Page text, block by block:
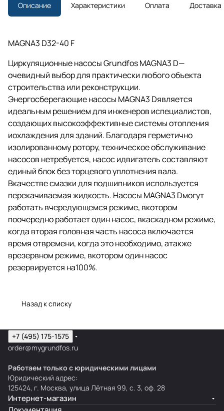
Описание Характеристики Оплата Доставка
MAGNA3 D32-40 F
Циркуляционные насосы Grundfos MAGNA3 D—
очевидный выбор для практически любого объекта
строительства или реконструкции.
Энергосберегающие насосы MAGNA3 Dявляется
идеальным решением для инженеров испециалистов,
создающих высокоэффективные системы отопления
иохлаждения для зданий. Благодаря герметично
изолированному ротору, техническое обслуживание
насосов нетребуется, насос идвигатель составляют
единый блок без торцевого уплотнения вала.
Вкачестве смазки для подшипников используется
перекачиваемая жидкость. Насосы MAGNA3 Dмогут
работать вчередующемся режиме, вкотором
поочередно работает один насос, вкаскадном режиме,
когда вторая головная часть насоса включается
время отвремени, когда это необходимо, атакже
врезервном режиме, вкотором один насос
резервируется на100%.
Назад к списку
+7 (495) 175-1575
order@mygrundfos.ru
Работаем только с юридическими лицами
Юридический адрес:
125424, г. Москва, улица Лётная 99, с. 3, оф. 28
Интернет-магазин